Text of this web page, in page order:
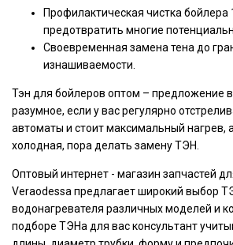
Профилактическая чистка бойлера
предотвратить многие
Своевременная замена тена до
изнашиваемости.
Тэн для бойлеров оптом – предложение
разумное, если у вас регулярно
автоматы и стоит максимальный нагрев,
холодная, пора делать замену ТЭН.
Оптовый интернет - магазин запчастей
Veraodessa предлагает широкий выбор
водонагревателя различных моделей и
подборе ТЭНа для вас консультант